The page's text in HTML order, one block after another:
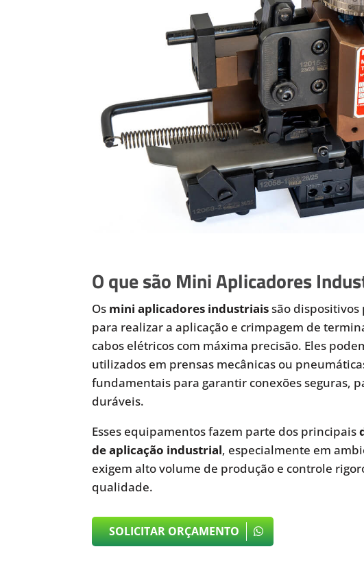
O que são Mini Aplicadores
Os mini aplicadores industriaissão
para realizar a aplicação e crimpagem de
cabos elétricos com máxima precisão. Eles
utilizados em prensas mecânicas ou
fundamentais para garantir conexões seguras,
duráveis.
Esses equipamentos fazem parte dos principais
de aplicação industrial, especialmente em
exigem alto volume de produção e controle
qualidade.
SOLICITAR ORÇAMENTO